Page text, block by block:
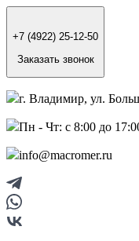
+7 (4922) 25-12-50
Заказать звонок
г. Владимир, ул.
Пн - Чт: с 8:00 до
info@macromer.ru